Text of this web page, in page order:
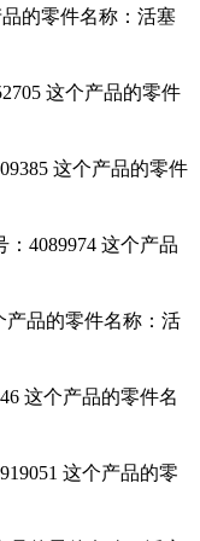
的零件名称：活塞
这个产品的零件
这个产品的零件
4089974 这个产品
产品的零件名称：活
这个产品的零件名
这个产品的零